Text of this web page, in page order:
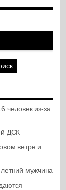
человек из-за
ДСК
ветре и
мужчина